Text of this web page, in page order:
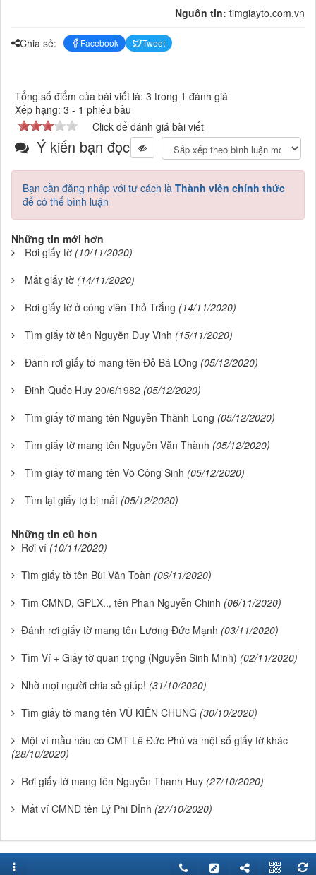
Nguồn tin: timgiayto.com.vn
Chia sẻ: Facebook Tweet
Tổng số điểm của bài viết là: 3 trong 1 đánh giá
Xếp hạng: 3 - 1 phiếu bầu
Click để đánh giá bài viết
Ý kiến bạn đọc
Bạn cần đăng nhập với tư cách là Thành viên chính thức
để có thể bình luận
Những tin mới hơn
Rơi giấy tờ (10/11/2020)
Mất giấy tờ (14/11/2020)
Rơi giấy tờ ở công viên Thỏ Trắng (14/11/2020)
Tìm giấy tờ tên Nguyễn Duy Vinh (15/11/2020)
Đánh rơi giấy tờ mang tên Đỗ Bá LOng (05/12/2020)
Đinh Quốc Huy 20/6/1982 (05/12/2020)
Tìm giấy tờ mang tên Nguyễn Thành Long (05/12/2020)
Tìm giấy tờ mang tên Nguyễn Văn Thành (05/12/2020)
Tìm giấy tờ mang tên Võ Công Sinh (05/12/2020)
Tìm lại giấy tợ bị mất (05/12/2020)
Những tin cũ hơn
Rơi ví (10/11/2020)
Tìm giấy tờ tên Bùi Văn Toàn (06/11/2020)
Tìm CMND, GPLX.., tên Phan Nguyễn Chinh (06/11/2020)
Đánh rơi giấy tờ mang tên Lương Đức Mạnh (03/11/2020)
Tìm Ví + Giấy tờ quan trọng (Nguyễn Sinh Minh) (02/11/2020)
Nhờ mọi người chia sẻ giúp! (31/10/2020)
Tìm giấy tờ mang tên VŨ KIÊN CHUNG (30/10/2020)
Một ví mầu nâu có CMT Lê Đức Phú và một số giấy tờ khác
(28/10/2020)
Rơi giấy tờ mang tên Nguyễn Thanh Huy (27/10/2020)
Mất ví CMND tên Lý Phi Đỉnh (27/10/2020)